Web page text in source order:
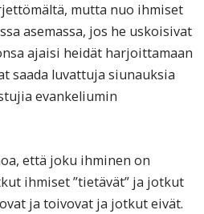
mutta nuo ihmiset
asemassa, jos he uskoisivat
ajaisi heidät harjoittamaan
saada luvattuja siunauksia
evankeliumin
että joku ihminen on
ihmiset ”tietävät” ja jotkut
ja toivovat ja jotkut eivät.